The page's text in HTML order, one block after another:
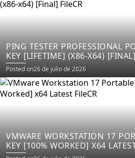
PING TESTER PROFESSIONAL
KEY [LIFETIME] (X86-X64)
Posted on26 de julio de 2026
VMWARE WORKSTATION 17
KEY [100% WORKED] X64